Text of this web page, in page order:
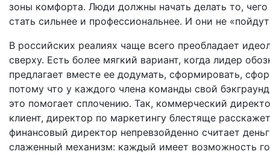
зоны комфорта. Люди должны начать делать то,
стать сильнее и профессиональнее. И они не
В российских реалиях чаще всего преобладает
сверху. Есть более мягкий вариант, когда лидер
предлагает вместе ее додумать, сформировать,
потому что у каждого члена команды свой
это помогает сплочению. Так, коммерческий
клиент, директор по маркетингу блестяще
финансовый директор непревзойденно считает
слаженный механизм: каждый имеет возможность